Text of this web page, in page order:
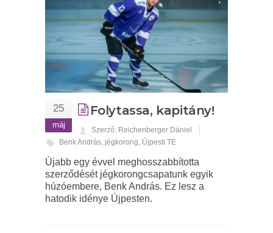
25
máj
Folytassa, kapitány!
Szerző: Reichenberger Dániel
Benk András, jégkorong, Újpesti TE
Újabb egy évvel meghosszabbította
szerződését jégkorongcsapatunk egyik
húzóembere, Benk András. Ez lesz a
hatodik idénye Újpesten.